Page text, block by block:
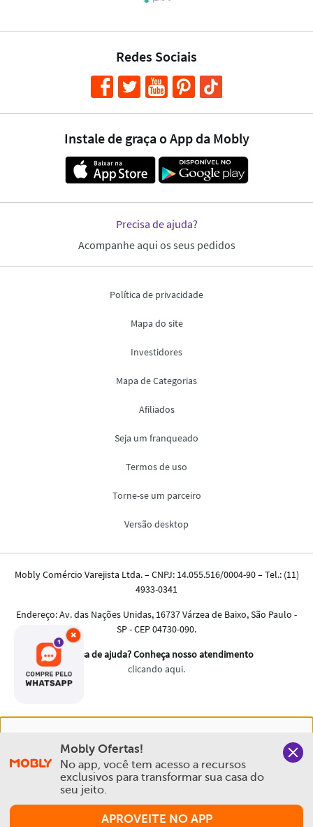
experiência na Mobly. Quando você navega no nosso site,
aceita esta condição
Política de Privacidade e Cookies
×
Mobly Ofertas!
No app, você tem acesso a recursos
exclusivos para transformar sua casa do
seu jeito.
APROVEITE NO APP